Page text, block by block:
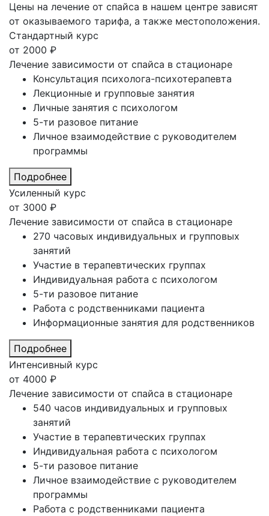
Цены на лечение от спайса в нашем центре зависят
от оказываемого тарифа, а также местоположения.
Стандартный курс
от 2000 ₽
Лечение зависимости от спайса в стационаре
Консультация психолога-психотерапевта
Лекционные и групповые занятия
Личные занятия с психологом
5-ти разовое питание
Личное взаимодействие с руководителем
программы
Подробнее
Усиленный курс
от 3000 ₽
Лечение зависимости от спайса в стационаре
270 часовых индивидуальных и групповых
занятий
Участие в терапевтических группах
Индивидуальная работа с психологом
5-ти разовое питание
Работа с родственниками пациента
Информационные занятия для родственников
Подробнее
Интенсивный курс
от 4000 ₽
Лечение зависимости от спайса в стационаре
540 часов индивидуальных и групповых
занятий
Участие в терапевтических группах
Индивидуальная работа с психологом
5-ти разовое питание
Личное взаимодействие с руководителем
программы
Работа с родственниками пациента